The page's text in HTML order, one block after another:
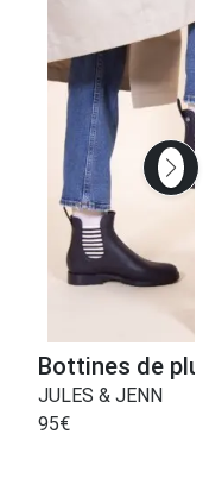
Bottines de
JULES & JENN
95€